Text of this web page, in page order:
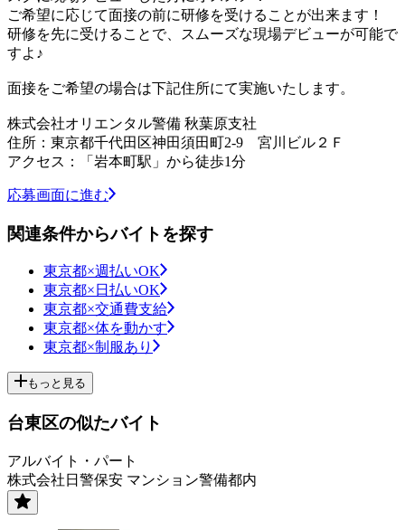
ご希望に応じて面接の前に研修を受けることが出来ます！
研修を先に受けることで、スムーズな現場デビューが可能で
すよ♪
面接をご希望の場合は下記住所にて実施いたします。
株式会社オリエンタル警備 秋葉原支社
住所：東京都千代田区神田須田町2-9 宮川ビル２Ｆ
アクセス：「岩本町駅」から徒歩1分
応募画面に進む
関連条件からバイトを探す
東京都×週払いOK
東京都×日払いOK
東京都×交通費支給
東京都×体を動かす
東京都×制服あり
もっと見る
台東区の似たバイト
アルバイト・パート
株式会社日警保安 マンション警備都内